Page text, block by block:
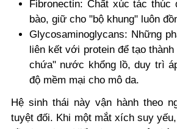
Fibronectin: Chất xúc tác
bào, giữ cho "bộ khung" luôn
Glycosaminoglycans: Những
liên kết với protein để tạo
chứa" nước khổng lồ, duy trì
độ mềm mại cho mô da.
Hệ sinh thái này vận hành theo
tuyệt đối. Khi một mắt xích suy